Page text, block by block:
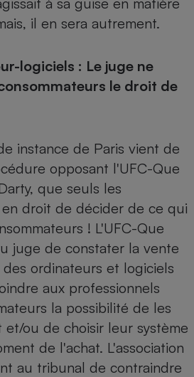
il en sera autrement.
logiciels : Le juge ne
le droit de
instance de Paris vient de
opposant l'UFC-Que
que seuls les
droit de décider de ce qui
! L'UFC-Que
juge de constater la vente
ordinateurs et logiciels
aux professionnels
la possibilité de les
et/ou de choisir leur système
de l'achat. L'association
au tribunal de contraindre